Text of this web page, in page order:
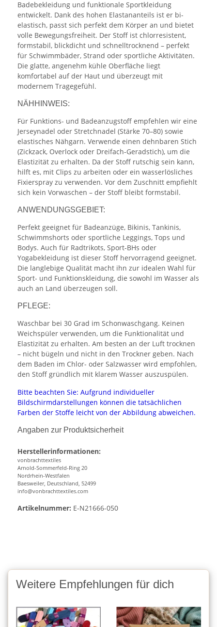
Badebekleidung und funktionale Sportkleidung
entwickelt. Dank des hohen Elastananteils ist er bi-
elastisch, passt sich perfekt dem Körper an und bietet
volle Bewegungsfreiheit. Der Stoff ist chlorresistent,
formstabil, blickdicht und schnelltrocknend – perfekt
für Schwimmbäder, Strand oder sportliche Aktivitäten.
Die glatte, angenehm kühle Oberfläche liegt
komfortabel auf der Haut und überzeugt mit
modernem Tragegefühl.
NÄHHINWEIS:
Für Funktions- und Badeanzugstoff empfehlen wir eine
Jerseynadel oder Stretchnadel (Stärke 70–80) sowie
elastisches Nähgarn. Verwende einen dehnbaren Stich
(Zickzack, Overlock oder Dreifach-Geradstich), um die
Elastizität zu erhalten. Da der Stoff rutschig sein kann,
hilft es, mit Clips zu arbeiten oder ein wasserlösliches
Fixierspray zu verwenden. Vor dem Zuschnitt empfiehlt
sich kein Vorwaschen – der Stoff bleibt formstabil.
ANWENDUNGSGEBIET:
Perfekt geeignet für Badeanzüge, Bikinis, Tankinis,
Schwimmshorts oder sportliche Leggings, Tops und
Bodys. Auch für Radtrikots, Sport-BHs oder
Yogabekleidung ist dieser Stoff hervorragend geeignet.
Die langlebige Qualität macht ihn zur idealen Wahl für
Sport- und Funktionskleidung, die sowohl im Wasser als
auch an Land überzeugen soll.
PFLEGE:
Waschbar bei 30 Grad im Schonwaschgang. Keinen
Weichspüler verwenden, um die Funktionalität und
Elastizität zu erhalten. Am besten an der Luft trocknen
– nicht bügeln und nicht in den Trockner geben. Nach
dem Baden im Chlor- oder Salzwasser wird empfohlen,
den Stoff gründlich mit klarem Wasser auszuspülen.
Bitte beachten Sie: Aufgrund individueller
Bildschirmdarstellungen können die tatsächlichen
Farben der Stoffe leicht von der Abbildung abweichen.
Angaben zur Produktsicherheit
Herstellerinformationen:
vonbrachttextiles
Arnold-Sommerfeld-Ring 20
Nordrhein-Westfalen
Baesweiler, Deutschland, 52499
info@vonbrachttextiles.com
Artikelnummer: E-N21666-050
Weitere Empfehlungen für dich